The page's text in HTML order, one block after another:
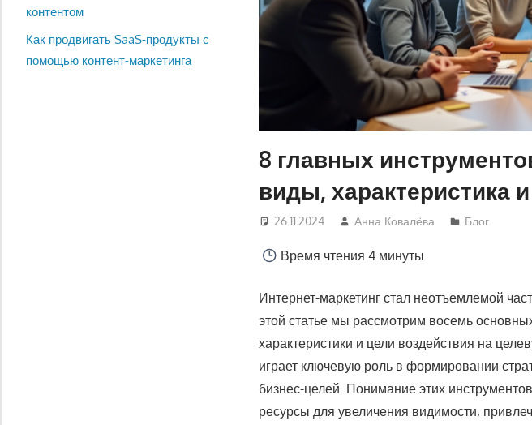
8 главных
виды, характеристика
26.11.2024 Анна Ковалёва Блог
Время чтения 4 минуты
Интернет-маркетинг стал неотъемлемой
этой статье мы рассмотрим восемь
характеристики и цели воздействия на
играет ключевую роль в формировании
бизнес-целей. Понимание этих
ресурсы для увеличения видимости,
контентом
Как продвигать SaaS-продукты с
помощью контент-маркетинга